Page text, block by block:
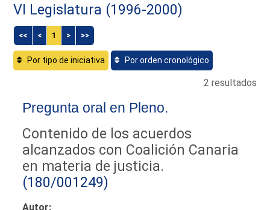
VI Legislatura (1996-2000)
<< < 1 > >>
Por tipo de iniciativa Por orden cronológico
2 resultados
Pregunta oral en Pleno.
Contenido de los acuerdos
alcanzados con Coalición Canaria
en materia de justicia.
(180/001249)
Autor: